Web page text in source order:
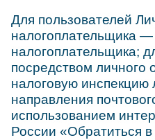
Для пользователей
налогоплательщика
налогоплательщика;
посредством
налоговую инспекцию
направления
использованием
России «Обратиться